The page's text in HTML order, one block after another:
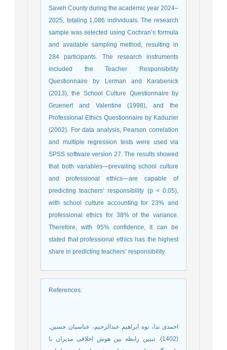
Saveh County during the academic year 2024–
2025, totaling 1,086 individuals. The research
sample was selected using Cochran’s formula
and available sampling method, resulting in
284 participants. The research instruments
included the Teacher Responsibility
Questionnaire by Lerman and Karabenick
(2013), the School Culture Questionnaire by
Gruenert and Valentine (1998), and the
Professional Ethics Questionnaire by Kaduzier
(2002). For data analysis, Pearson correlation
and multiple regression tests were used via
SPSS software version 27. The results showed
that both variables—prevailing school culture
and professional ethics—are capable of
predicting teachers’ responsibility (p < 0.05),
with school culture accounting for 23% and
professional ethics for 38% of the variance.
Therefore, with 95% confidence, it can be
stated that professional ethics has the highest
share in predicting teachers’ responsibility.
References:
احمدی ندا، نوه ابراهیم عبدالرحیم، عباسیان حسین.
(1402). تبیین رابطه بین هوش اخلاقی مدیران با